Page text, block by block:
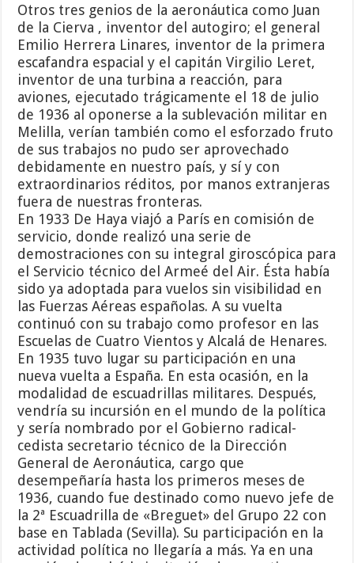
Otros tres genios de la aeronáutica como Juan
de la Cierva , inventor del autogiro; el general
Emilio Herrera Linares, inventor de la primera
escafandra espacial y el capitán Virgilio Leret,
inventor de una turbina a reacción, para
aviones, ejecutado trágicamente el 18 de julio
de 1936 al oponerse a la sublevación militar en
Melilla, verían también como el esforzado fruto
de sus trabajos no pudo ser aprovechado
debidamente en nuestro país, y sí y con
extraordinarios réditos, por manos extranjeras
fuera de nuestras fronteras.
En 1933 De Haya viajó a París en comisión de
servicio, donde realizó una serie de
demostraciones con su integral giroscópica para
el Servicio técnico del Armeé del Air. Ésta había
sido ya adoptada para vuelos sin visibilidad en
las Fuerzas Aéreas españolas. A su vuelta
continuó con su trabajo como profesor en las
Escuelas de Cuatro Vientos y Alcalá de Henares.
En 1935 tuvo lugar su participación en una
nueva vuelta a España. En esta ocasión, en la
modalidad de escuadrillas militares. Después,
vendría su incursión en el mundo de la política
y sería nombrado por el Gobierno radical-
cedista secretario técnico de la Dirección
General de Aeronáutica, cargo que
desempeñaría hasta los primeros meses de
1936, cuando fue destinado como nuevo jefe de
la 2ª Escuadrilla de «Breguet» del Grupo 22 con
base en Tablada (Sevilla). Su participación en la
actividad política no llegaría a más. Ya en una